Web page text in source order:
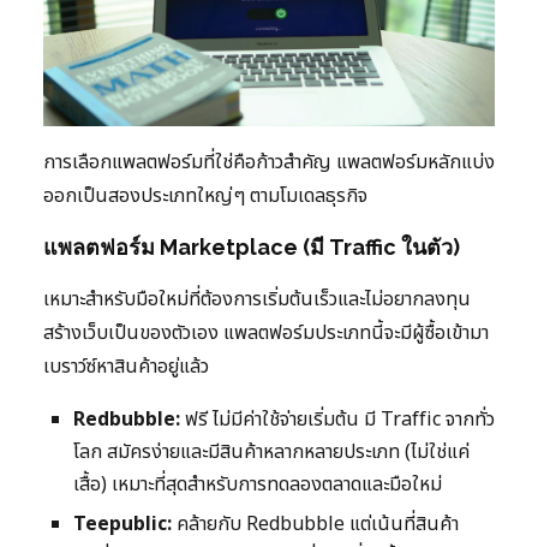
การเลือกแพลตฟอร์มที่ใช่คือก้าวสำคัญ แพลตฟอร์มหลักแบ่ง
ออกเป็นสองประเภทใหญ่ๆ ตามโมเดลธุรกิจ
แพลตฟอร์ม Marketplace (มี Traffic ในตัว)
เหมาะสำหรับมือใหม่ที่ต้องการเริ่มต้นเร็วและไม่อยากลงทุน
สร้างเว็บเป็นของตัวเอง แพลตฟอร์มประเภทนี้จะมีผู้ซื้อเข้ามา
เบราว์ซ์หาสินค้าอยู่แล้ว
Redbubble:ฟรี ไม่มีค่าใช้จ่ายเริ่มต้น มี Traffic จากทั่ว
โลก สมัครง่ายและมีสินค้าหลากหลายประเภท (ไม่ใช่แค่
เสื้อ) เหมาะที่สุดสำหรับการทดลองตลาดและมือใหม่
Teepublic: คล้ายกับ Redbubble แต่เน้นที่สินค้า